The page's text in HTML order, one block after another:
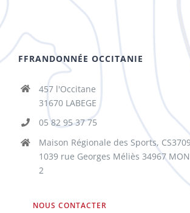
FFRANDONNÉE OCCITANIE
457 l'Occitane
31670 LABEGE
05 82 95 37 75
Maison Régionale des Sports,
1039 rue Georges Méliès 34967
2
NOUS CONTACTER